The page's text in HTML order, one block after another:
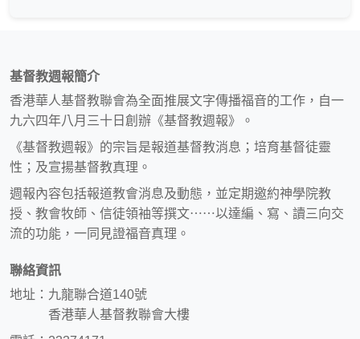
基督教週報簡介
香港華人基督教聯會為全面推展文字傳播福音的工作，自一
九六四年八月三十日創辦《基督教週報》。
《基督教週報》的宗旨是報道基督教消息；培育基督徒靈
性；及宣揚基督教真理。
週報內容包括報道教會消息及動態，並定期邀約神學院教
授、教會牧師、信徒領袖等撰文⋯⋯以達編、寫、讀三向交
流的功能，一同見證福音真理。
聯絡資訊
地址：九龍聯合道140號
香港華人基督教聯會大樓